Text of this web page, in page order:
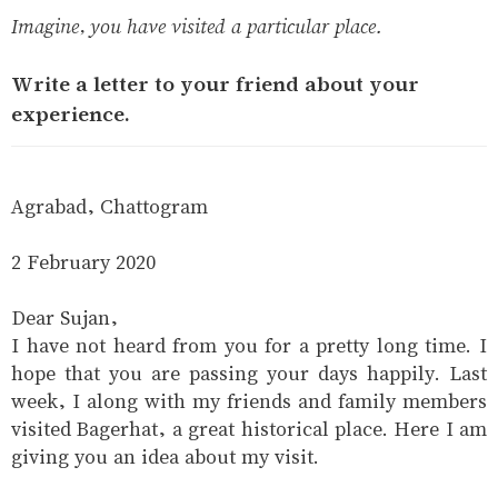
Imagine, you have visited a particular place.
Write a letter to your friend about your
experience.
Agrabad, Chattogram
2 February 2020
Dear Sujan,
I have not heard from you for a pretty long time. I
hope that you are passing your days happily. Last
week, I along with my friends and family members
visited Bagerhat, a great historical place. Here I am
giving you an idea about my visit.